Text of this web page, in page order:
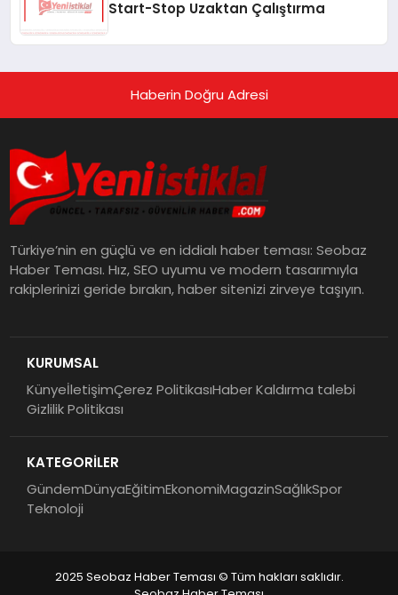
Start-Stop Uzaktan Çalıştırma
Haberin Doğru Adresi
Türkiye’nin en güçlü ve en iddialı haber teması: Seobaz
Haber Teması. Hız, SEO uyumu ve modern tasarımıyla
rakiplerinizi geride bırakın, haber sitenizi zirveye taşıyın.
KURUMSAL
KünyeİletişimÇerez PolitikasıHaber Kaldırma talebi
Gizlilik Politikası
KATEGORİLER
GündemDünyaEğitimEkonomiMagazinSağlıkSpor
Teknoloji
2025 Seobaz Haber Teması © Tüm hakları saklıdır.